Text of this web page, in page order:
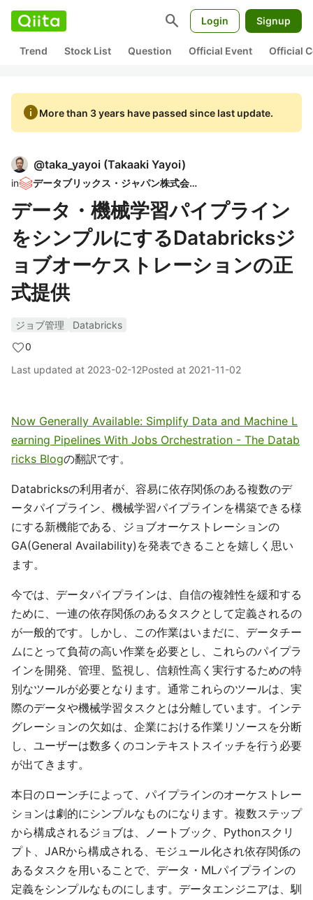
search Login Signup
Trend Stock List Question Official Event Official
infoMore than 3 years have passed since last update.
@taka_yayoi (Takaaki Yayoi)
in データブリックス・ジャパン株式会社
データ・機械学習パイプライン
をシンプルにするDatabricksジ
ョブオーケストレーションの正
式提供
ジョブ管理
Databricks
0
Last updated at 2023-02-12Posted at 2021-11-02
Now Generally Available: Simplify Data and Machine L
earning Pipelines With Jobs Orchestration - The Datab
ricks Blogの翻訳です。
Databricksの利用者が、容易に依存関係のある複数のデ
ータパイプライン、機械学習パイプラインを構築できる様
にする新機能である、ジョブオーケストレーションの
GA(General Availability)を発表できることを嬉しく思い
ます。
今では、データパイプラインは、自信の複雑性を緩和する
ために、一連の依存関係のあるタスクとして定義されるの
が一般的です。しかし、この作業はいまだに、データチー
ムにとって負荷の高い作業を必要とし、これらのパイプラ
インを開発、管理、監視し、信頼性高く実行するための特
別なツールが必要となります。通常これらのツールは、実
際のデータや機械学習タスクとは分離しています。インテ
グレーションの欠如は、企業における作業リソースを分断
し、ユーザーは数多くのコンテキストスイッチを行う必要
が出てきます。
本日のローンチによって、パイプラインのオーケストレー
ションは劇的にシンプルなものになります。複数ステップ
から構成されるジョブは、ノートブック、Pythonスクリ
プト、JARから構成される、モジュール化され依存関係の
あるタスクを用いることで、データ・MLパイプラインの
定義をシンプルなものにします。データエンジニアは、馴